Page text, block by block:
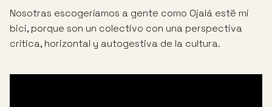
Nosotras escogeríamos a gente como Ojalá estë mi
bici, porque son un colectivo con una perspectiva
crítica, horizontal y autogestiva de la cultura.